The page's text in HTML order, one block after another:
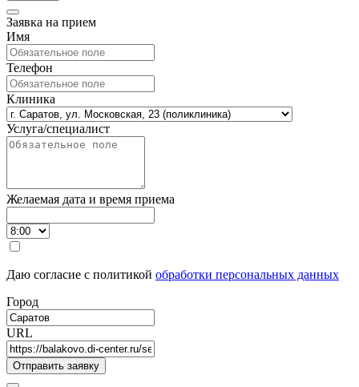
Заявка на прием
Имя
Телефон
Клиника
Услуга/специалист
Желаемая дата и время приема
Даю согласие с политикой обработки персональных данных
Город
URL